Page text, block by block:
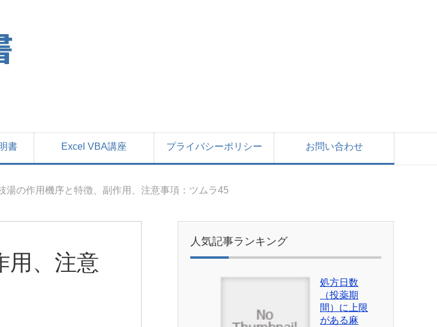
書 Excel VBA講座 プライバシーポリシー お問い合わせ
湯の作用機序と特徴、副作用、注意事項：ツムラ45
用、注意
人気記事ランキング
処方日数
（投薬期
間）に上限
がある麻